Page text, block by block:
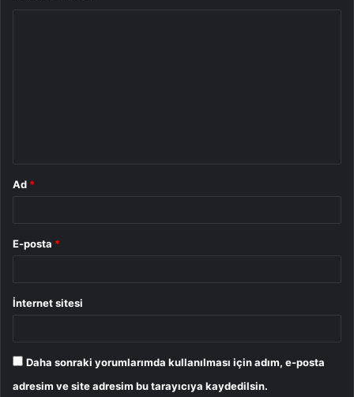
Ad *
E-posta *
İnternet sitesi
Daha sonraki yorumlarımda kullanılması için adım, e-posta
adresim ve site adresim bu tarayıcıya kaydedilsin.